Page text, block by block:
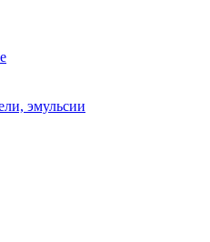
эмульсии